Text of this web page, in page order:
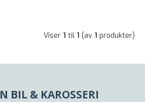
Viser 1 til 1 (av 1 produkter)
BIL & KAROSSERI